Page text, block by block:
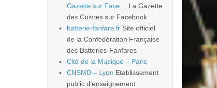
Gazette sur Face…
La Gazette
des Cuivres sur Facebook
batterie-fanfare.fr Site officiel
de la Confédération Française
des Batteries-Fanfares
Cité de la Musique – Paris
CNSMD – Lyon Etablissement
public d’enseignement